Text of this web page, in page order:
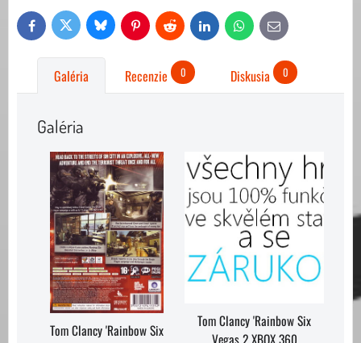
FacebookTwitter Bluesky PinterestReddit LinkedIn WhatsAppE-
mail
Galéria Recenzie 0 Diskusia 0
Galéria
Tom Clancy 'Rainbow Six
Tom Clancy 'Rainbow Six
Vegas 2 XBOX 360